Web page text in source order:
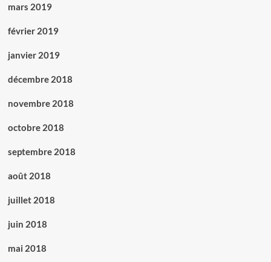
mars 2019
février 2019
janvier 2019
décembre 2018
novembre 2018
octobre 2018
septembre 2018
août 2018
juillet 2018
juin 2018
mai 2018